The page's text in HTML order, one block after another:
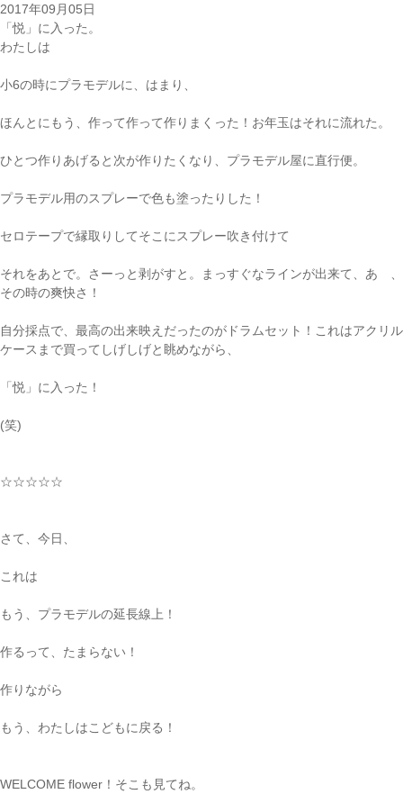
2017年09月05日
「悦」に入った。
わたしは
小6の時にプラモデルに、はまり、
ほんとにもう、作って作って作りまくった！お年玉はそれに流れた。
ひとつ作りあげると次が作りたくなり、プラモデル屋に直行便。
プラモデル用のスプレーで色も塗ったりした！
セロテープで縁取りしてそこにスプレー吹き付けて
それをあとで。さーっと剥がすと。まっすぐなラインが出来て、あゝ、
その時の爽快さ！
自分採点で、最高の出来映えだったのがドラムセット！これはアクリル
ケースまで買ってしげしげと眺めながら、
「悦」に入った！
(笑)
☆☆☆☆☆
さて、今日、
これは
もう、プラモデルの延長線上！
作るって、たまらない！
作りながら
もう、わたしはこどもに戻る！
WELCOME flower！そこも見てね。